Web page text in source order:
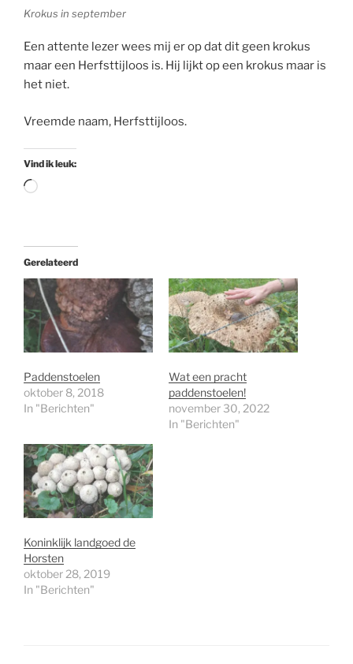
Krokus in september
Een attente lezer wees mij er op dat dit geen krokus
maar een Herfsttijloos is. Hij lijkt op een krokus maar is
het niet.
Vreemde naam, Herfsttijloos.
Vind ik leuk:
Aan
Gerelateerd
Paddenstoelen
oktober 8, 2018
In "Berichten"
Wat een pracht
paddenstoelen!
november 30, 2022
In "Berichten"
Koninklijk landgoed de
Horsten
oktober 28, 2019
In "Berichten"